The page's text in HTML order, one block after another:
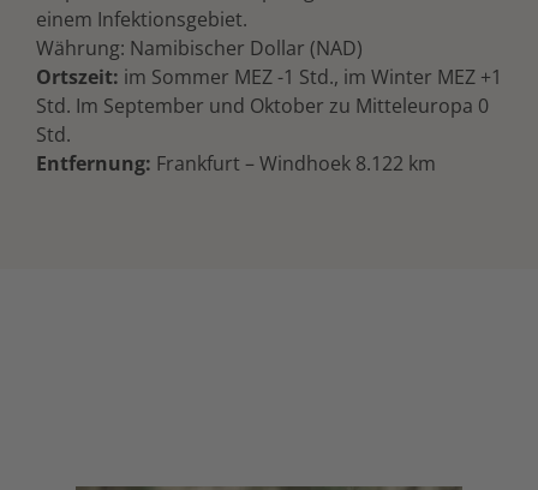
einem Infektionsgebiet.
Währung: Namibischer Dollar (NAD)
Ortszeit: im Sommer MEZ -1 Std., im Winter MEZ +1
Std. Im September und Oktober zu Mitteleuropa 0
Std.
Entfernung: Frankfurt – Windhoek 8.122 km